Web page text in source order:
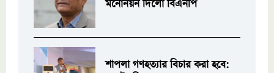
মনোনয়ন দিলো বিএনপি
শাপলা গণহত্যার বিচার করা হবে: